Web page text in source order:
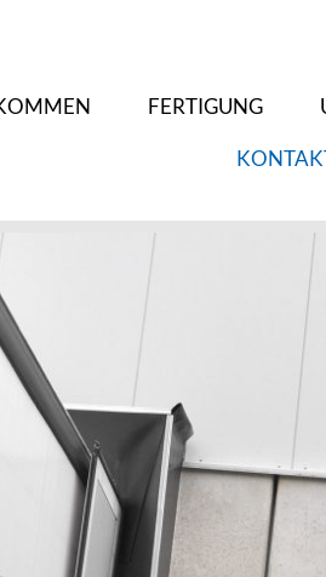
FERTIGUNG